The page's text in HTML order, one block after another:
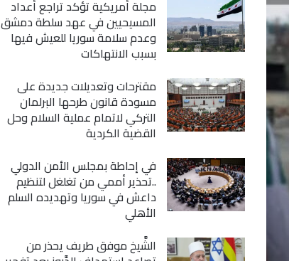
مجلة أمريكية تؤكد تراجع أعداد
المسيحيين في عهد سلطة دمشق
وعدم سلامة سوريا للعيش فيها
بسبب الانتهاكات
مقترحات وتعديلات جديدة على
مسودة قانون طرحها البرلمان
التركي لاتمام عملية السلام وحل
القضية الكردية
في إحاطة بمجلس الأمن الدولي
..تحذير أممي من تغلغل لتنظيم
داعش في سوريا وتهديده السلم
الأهلي
الشَّيخ موفق طريف يحذر من